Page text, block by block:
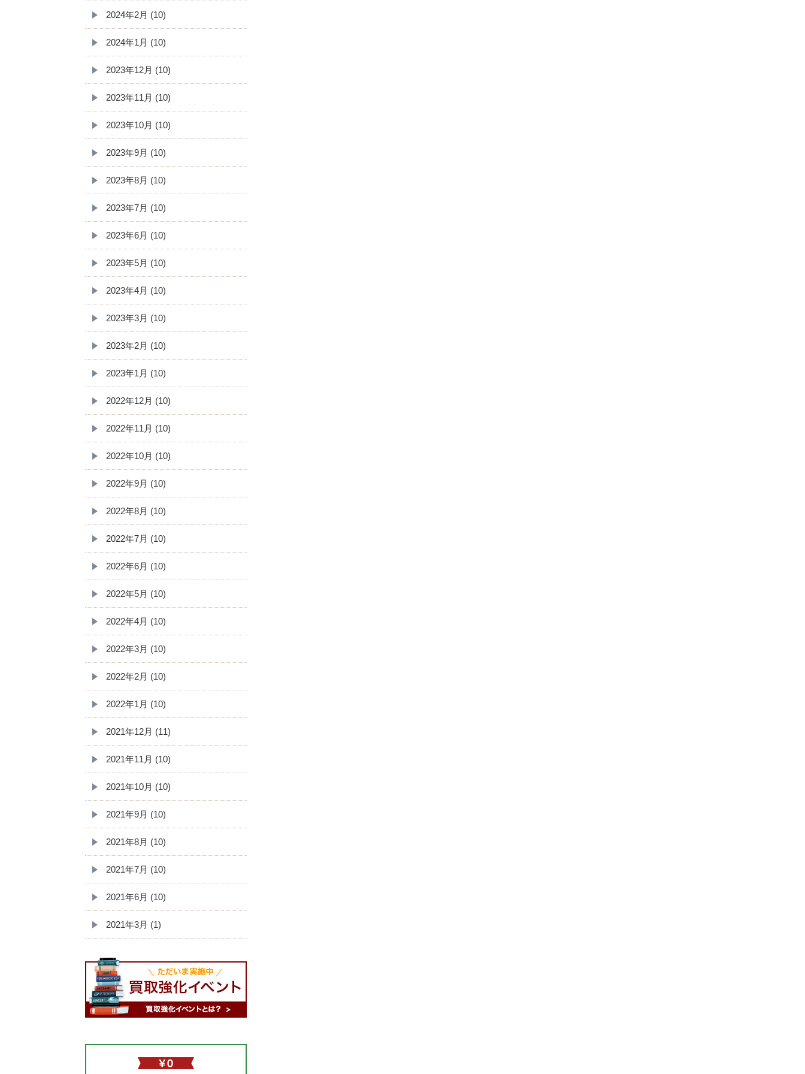
2024年2月 (10)
2024年1月 (10)
2023年12月 (10)
2023年11月 (10)
2023年10月 (10)
2023年9月 (10)
2023年8月 (10)
2023年7月 (10)
2023年6月 (10)
2023年5月 (10)
2023年4月 (10)
2023年3月 (10)
2023年2月 (10)
2023年1月 (10)
2022年12月 (10)
2022年11月 (10)
2022年10月 (10)
2022年9月 (10)
2022年8月 (10)
2022年7月 (10)
2022年6月 (10)
2022年5月 (10)
2022年4月 (10)
2022年3月 (10)
2022年2月 (10)
2022年1月 (10)
2021年12月 (11)
2021年11月 (10)
2021年10月 (10)
2021年9月 (10)
2021年8月 (10)
2021年7月 (10)
2021年6月 (10)
2021年3月 (1)